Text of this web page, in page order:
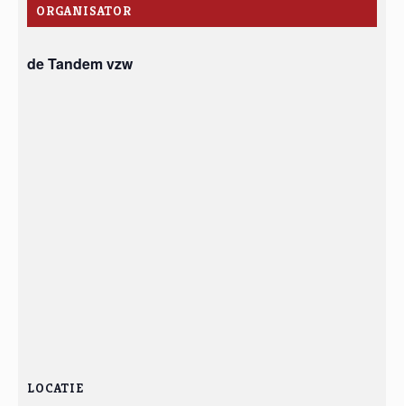
ORGANISATOR
de Tandem vzw
LOCATIE